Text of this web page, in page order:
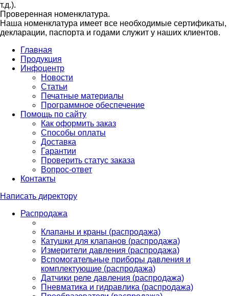
т.д.).
Проверенная номенклатура.
Наша номенклатура имеет все необходимые сертификаты,
декларации, паспорта и годами служит у наших клиентов.
Главная
Продукция
Инфоцентр
Новости
Статьи
Печатные материалы
Программное обеспечение
Помощь по сайту
Как оформить заказ
Способы оплаты
Доставка
Гарантии
Проверить статус заказа
Вопрос-ответ
Контакты
Написать директору
Распродажа
Клапаны и краны (распродажа)
Катушки для клапанов (распродажа)
Измерители давления (распродажа)
Вспомогательные приборы давления и
комплектующие (распродажа)
Датчики реле давления (распродажа)
Пневматика и гидравлика (распродажа)